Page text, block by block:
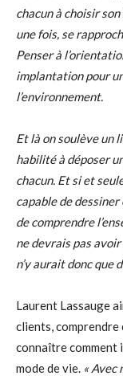
chacun à choisir
une fois, se
Penser à
implantation pour
l’environnement.
Et là on soulève un
habilité à déposer
chacun. Et si et
capable de
de comprendre
ne devrais pas
n’y aurait donc que
Laurent Lassauge
clients, comprendre
connaître comment
mode de vie. « Avec